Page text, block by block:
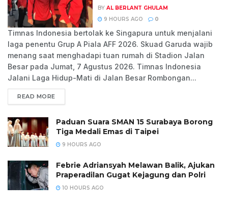
BY AL BERLANT GHULAM
9 HOURS AGO
0
Timnas Indonesia bertolak ke Singapura untuk menjalani
laga penentu Grup A Piala AFF 2026. Skuad Garuda wajib
menang saat menghadapi tuan rumah di Stadion Jalan
Besar pada Jumat, 7 Agustus 2026. Timnas Indonesia
Jalani Laga Hidup-Mati di Jalan Besar Rombongan...
READ MORE
Paduan Suara SMAN 15 Surabaya Borong
Tiga Medali Emas di Taipei
9 HOURS AGO
Febrie Adriansyah Melawan Balik, Ajukan
Praperadilan Gugat Kejagung dan Polri
10 HOURS AGO